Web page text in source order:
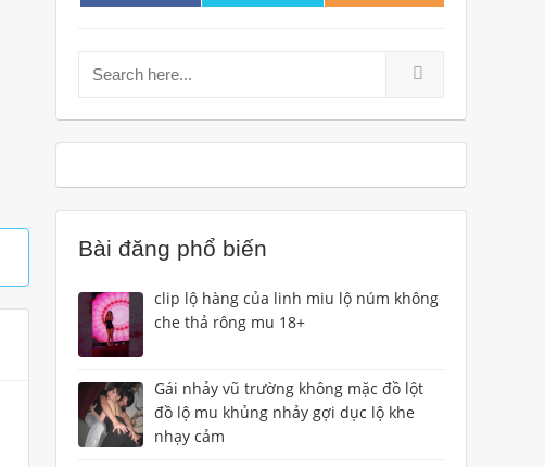
Search for:
Bài đăng phổ biến
clip lộ hàng của linh miu lộ núm không
che thả rông mu 18+
Gái nhảy vũ trường không mặc đồ lột
đồ lộ mu khủng nhảy gợi dục lộ khe
nhạy cảm